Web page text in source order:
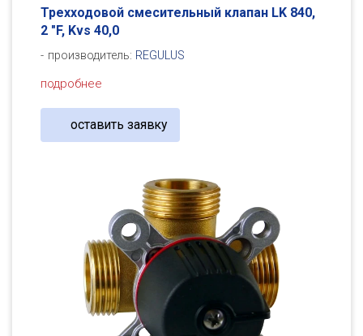
Трехходовой смесительный клапан LK 840,
2 "F, Kvs 40,0
производитель: REGULUS
подробнее
оставить заявку